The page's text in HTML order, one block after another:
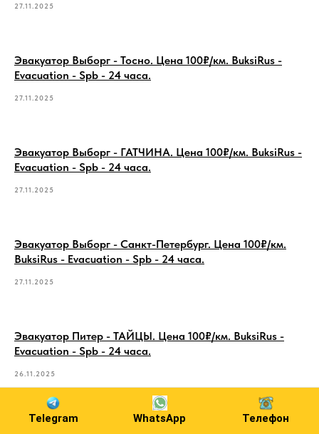
Telegram WhatsApp Телефон
27.11.2025
Эвакуатор Выборг - Тосно. Цена 100₽/км. BuksiRus -
Evacuation - Spb - 24 часа.
27.11.2025
Эвакуатор Выборг - ГАТЧИНА. Цена 100₽/км. BuksiRus -
Evacuation - Spb - 24 часа.
27.11.2025
Эвакуатор Выборг - Санкт-Петербург. Цена 100₽/км.
BuksiRus - Evacuation - Spb - 24 часа.
27.11.2025
Эвакуатор Питер - ТАЙЦЫ. Цена 100₽/км. BuksiRus -
Evacuation - Spb - 24 часа.
26.11.2025
Эвакуатор Питер - ПРИЛАДОЖСКИЙ. Цена 100₽/км.